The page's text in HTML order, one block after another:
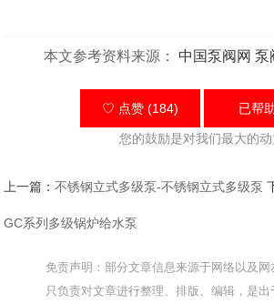
本文参考资料来源： 中国泵阀网 泵
♡ 点赞 (184) 已帮
您的鼓励是对我们最大的动
上一篇：不锈钢立式多级泵-不锈钢立式多级泵
GC系列多级锅炉给水泵
免责声明：部分文章信息来源于网络以及
只负责对文章进行整理、排版、编辑，是出